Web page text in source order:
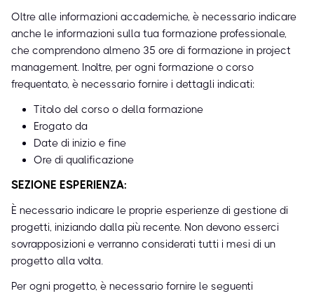
Oltre alle informazioni accademiche, è necessario indicare
anche le informazioni sulla tua formazione professionale,
che comprendono almeno 35 ore di formazione in project
management. Inoltre, per ogni formazione o corso
frequentato, è necessario fornire i dettagli indicati:
Titolo del corso o della formazione
Erogato da
Date di inizio e fine
Ore di qualificazione
SEZIONE ESPERIENZA:
È necessario indicare le proprie esperienze di gestione di
progetti, iniziando dalla più recente. Non devono esserci
sovrapposizioni e verranno considerati tutti i mesi di un
progetto alla volta.
Per ogni progetto, è necessario fornire le seguenti